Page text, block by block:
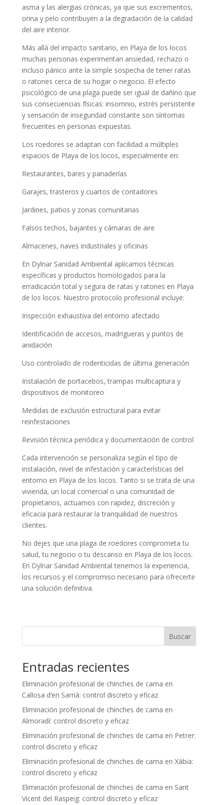
asma y las alergias crónicas, ya que sus excrementos,
orina y pelo contribuyen a la degradación de la calidad
del aire interior.
Más allá del impacto sanitario, en Playa de los locos
muchas personas experimentan ansiedad, rechazo o
incluso pánico ante la simple sospecha de tener ratas
o ratones cerca de su hogar o negocio. El efecto
psicológico de una plaga puede ser igual de dañino que
sus consecuencias físicas: insomnio, estrés persistente
y sensación de inseguridad constante son síntomas
frecuentes en personas expuestas.
Los roedores se adaptan con facilidad a múltiples
espacios de Playa de los locos, especialmente en:
Restaurantes, bares y panaderías
Garajes, trasteros y cuartos de contadores
Jardines, patios y zonas comunitarias
Falsos techos, bajantes y cámaras de aire
Almacenes, naves industriales y oficinas
En Dylnar Sanidad Ambiental aplicamos técnicas
específicas y productos homologados para la
erradicación total y segura de ratas y ratones en Playa
de los locos. Nuestro protocolo profesional incluye:
Inspección exhaustiva del entorno afectado
Identificación de accesos, madrigueras y puntos de
anidación
Uso controlado de rodenticidas de última generación
Instalación de portacebos, trampas multicaptura y
dispositivos de monitoreo
Medidas de exclusión estructural para evitar
reinfestaciones
Revisión técnica periódica y documentación de control
Cada intervención se personaliza según el tipo de
instalación, nivel de infestación y características del
entorno en Playa de los locos. Tanto si se trata de una
vivienda, un local comercial o una comunidad de
propietarios, actuamos con rapidez, discreción y
eficacia para restaurar la tranquilidad de nuestros
clientes.
No dejes que una plaga de roedores comprometa tu
salud, tu negocio o tu descanso en Playa de los locos.
En Dylnar Sanidad Ambiental tenemos la experiencia,
los recursos y el compromiso necesario para ofrecerte
una solución definitiva.
Buscar
Entradas recientes
Eliminación profesional de chinches de cama en
Callosa d’en Sarrià: control discreto y eficaz
Eliminación profesional de chinches de cama en
Almoradí: control discreto y eficaz
Eliminación profesional de chinches de cama en Petrer:
control discreto y eficaz
Eliminación profesional de chinches de cama en Xàbia:
control discreto y eficaz
Eliminación profesional de chinches de cama en Sant
Vicent del Raspeig: control discreto y eficaz